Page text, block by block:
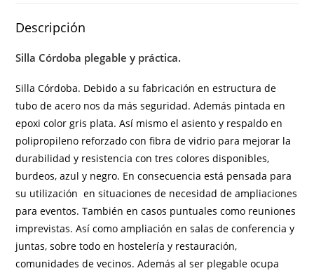
Descripción
Silla Córdoba plegable y práctica.
Silla Córdoba. Debido a su fabricación en estructura de
tubo de acero nos da más seguridad. Además pintada en
epoxi color gris plata. Así mismo el asiento y respaldo en
polipropileno reforzado con fibra de vidrio para mejorar la
durabilidad y resistencia con tres colores disponibles,
burdeos, azul y negro. En consecuencia está pensada para
su utilización en situaciones de necesidad de ampliaciones
para eventos. También en casos puntuales como reuniones
imprevistas. Así como ampliación en salas de conferencia y
juntas, sobre todo en hostelería y restauración,
comunidades de vecinos. Además al ser plegable ocupa